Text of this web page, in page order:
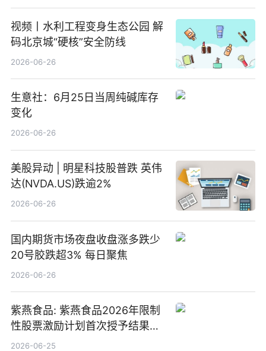
视频丨水利工程变身生态公园 解
码北京城“硬核”安全防线
2026-06-26
生意社：6月25日当周纯碱库存
变化
2026-06-26
美股异动 | 明星科技股普跌 英伟
达(NVDA.US)跌逾2%
2026-06-26
国内期货市场夜盘收盘涨多跌少
20号胶跌超3% 每日聚焦
2026-06-26
紫燕食品: 紫燕食品2026年限制
性股票激励计划首次授予结果公
告-微资讯
2026-06-25